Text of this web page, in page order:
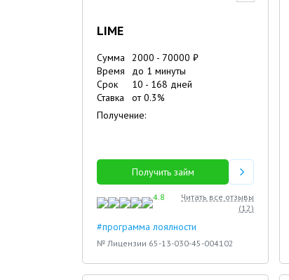
LIME
Сумма 2000 - 70000 ₽
Время
до 1 минуты
Срок
10 - 168 дней
Ставка
от0.3%
Получение:
Получить займ
4.8
Читать все отзывы
(12)
#программа лоялности
№ Лицензии 65-13-030-45-004102